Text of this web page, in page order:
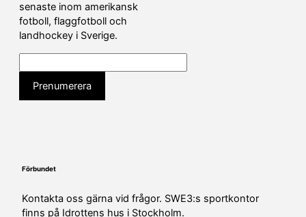
senaste inom amerikansk
fotboll, flaggfotboll och
landhockey i Sverige.
Förbundet
Kontakta oss gärna vid frågor. SWE3:s sportkontor
finns på Idrottens hus i Stockholm.